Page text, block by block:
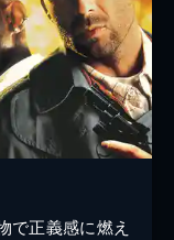
で正義感に燃え